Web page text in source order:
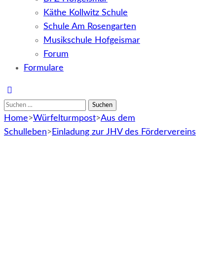
Käthe Kollwitz Schule
Schule Am Rosengarten
Musikschule Hofgeismar
Forum
Formulare
Suchen
nach:
Home>Würfelturmpost>Aus dem
Schulleben> Einladung zur JHV des Fördervereins